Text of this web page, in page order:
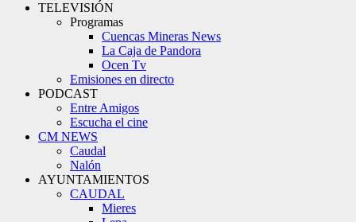
TELEVISIÓN
Programas
Cuencas Mineras News
La Caja de Pandora
Ocen Tv
Emisiones en directo
PODCAST
Entre Amigos
Escucha el cine
CM NEWS
Caudal
Nalón
AYUNTAMIENTOS
CAUDAL
Mieres